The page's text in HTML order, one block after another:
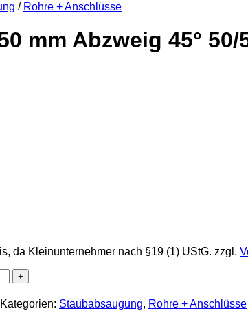
/ Rohre + Anschlüsse
mm Abzweig 45° 50/
da Kleinunternehmer nach §19 (1) UStG. zzgl.
Kategorien: Staubabsaugung, Rohre + Anschlüsse